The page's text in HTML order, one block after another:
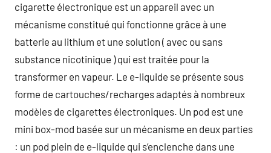
cigarette électronique est un appareil avec un
mécanisme constitué qui fonctionne grâce à une
batterie au lithium et une solution ( avec ou sans
substance nicotinique ) qui est traitée pour la
transformer en vapeur. Le e-liquide se présente sous
forme de cartouches/recharges adaptés à nombreux
modèles de cigarettes électroniques. Un pod est une
mini box-mod basée sur un mécanisme en deux parties
: un pod plein de e-liquide qui s’enclenche dans une